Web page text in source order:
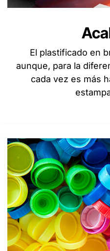
El plastificado en
aunque, para la
cada vez es más